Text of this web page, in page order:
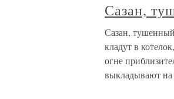
Сазан,
Сазан,
кладут в
огне
выкладывают на